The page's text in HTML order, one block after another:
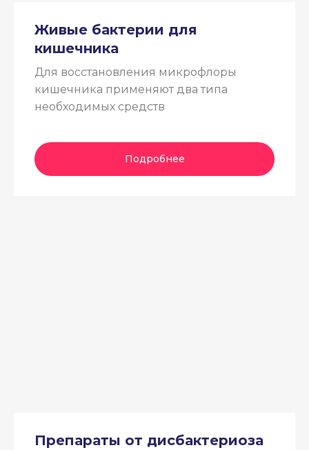
Живые бактерии для
кишечника
Для восстановления микрофлоры
кишечника применяют два типа
необходимых средств
Подробнее
Препараты от дисбактериоза